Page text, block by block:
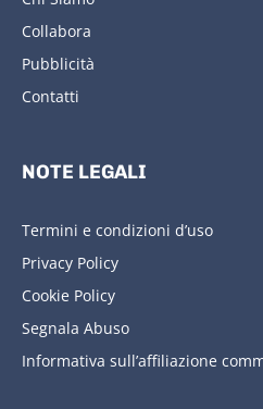
Collabora
Pubblicità
Contatti
NOTE LEGALI
Termini e condizioni d’uso
Privacy Policy
Cookie Policy
Segnala Abuso
Informativa sull’affiliazione